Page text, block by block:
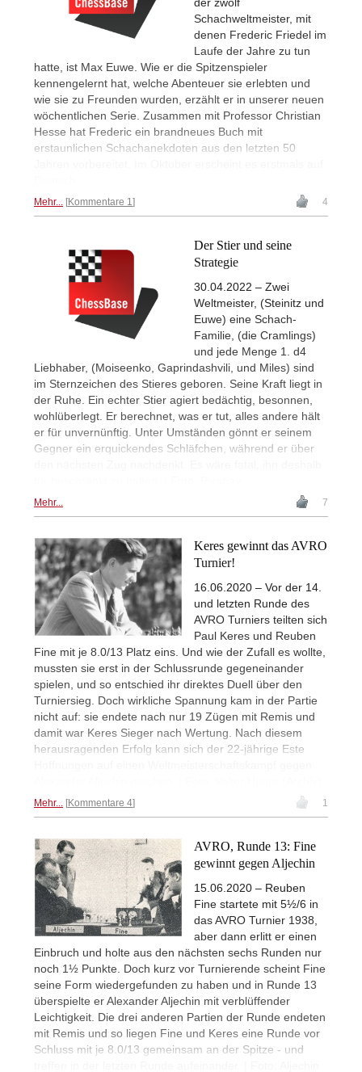
Schachweltmeister, mit
denen Frederic Friedel im
Laufe der Jahre zu tun
hatte, ist Max Euwe. Wie er die Spitzenspieler
kennengelernt hat, welche Abenteuer sie erlebten und
wie sie zu Freunden wurden, erzählt er in unserer neuen
wöchentlichen Serie. Zusammen mit Professor Christian
Hesse hat Frederic ein brandneues Buch mit
erstaunlichen Schachanekdoten aus den letzten 50
Mehr... Kommentare 1 4
Der Stier und seine
Strategie
30.04.2022 – Zwei
Weltmeister, (Steinitz und
Euwe) eine Schach-
Familie, (die Cramlings)
und jede Menge 1. d4
Liebhaber, (Moiseenko, Gaprindashvili, und Miles) sind
im Sternzeichen des Stieres geboren. Seine Kraft liegt in
der Ruhe. Ein echter Stier agiert bedächtig, besonnen,
wohlüberlegt. Er berechnet, was er tut, alles andere hält
er für unvernünftig. Unter Umständen gönnt er seinem
Gegner ein erquickendes Schläfchen, während er über
Mehr... 7
Keres gewinnt das AVRO
Turnier!
16.06.2020 – Vor der 14.
und letzten Runde des
AVRO Turniers teilten sich
Paul Keres und Reuben
Fine mit je 8.0/13 Platz eins. Und wie der Zufall es wollte,
mussten sie erst in der Schlussrunde gegeneinander
spielen, und so entschied ihr direktes Duell über den
Turniersieg. Doch wirkliche Spannung kam in der Partie
nicht auf: sie endete nach nur 19 Zügen mit Remis und
damit war Keres Sieger nach Wertung. Nach diesem
herausragenden Erfolg kann sich der 22-jährige Este
Mehr... Kommentare 4 1
AVRO, Runde 13: Fine
gewinnt gegen Aljechin
15.06.2020 – Reuben
Fine startete mit 5½/6 in
das AVRO Turnier 1938,
aber dann erlitt er einen
Einbruch und holte aus den nächsten sechs Runden nur
noch 1½ Punkte. Doch kurz vor Turnierende scheint Fine
seine Form wiedergefunden zu haben und in Runde 13
überspielte er Alexander Aljechin mit verblüffender
Leichtigkeit. Die drei anderen Partien der Runde endeten
mit Remis und so liegen Fine und Keres eine Runde vor
Schluss mit je 8.0/13 gemeinsam an der Spitze - und